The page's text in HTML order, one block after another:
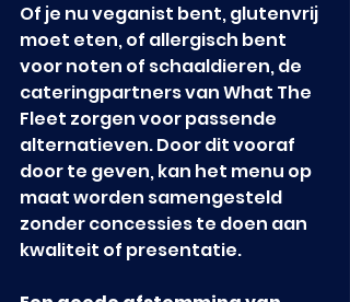
Of je nu veganist bent, glutenvrij
moet eten, of allergisch bent
voor noten of schaaldieren, de
cateringpartners van What The
Fleet zorgen voor passende
alternatieven. Door dit vooraf
door te geven, kan het menu op
maat worden samengesteld
zonder concessies te doen aan
kwaliteit of presentatie.